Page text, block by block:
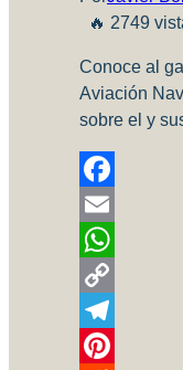
🔥 2749
Conoce al
Aviación
sobre el y
Facebook
Email
WhatsApp
Copy
Link
Telegram